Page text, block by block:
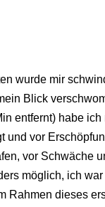
wurde mir
Blick
entfernt) habe ich
und vor
vor Schwäche
möglich, ich
Rahmen dieses